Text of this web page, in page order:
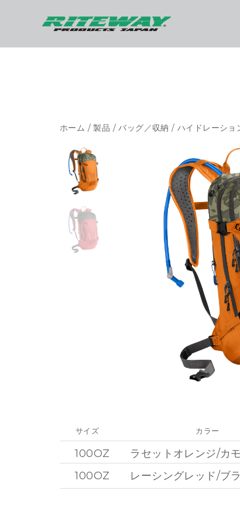
ホーム /製品 /バッグ／収納 /ハイドレーショ
サイズ
100OZ
100OZ
カラー
ラセットオレンジ/カ
レーシングレッド/ブ